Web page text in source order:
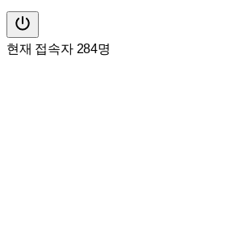
현재 접속자 284명